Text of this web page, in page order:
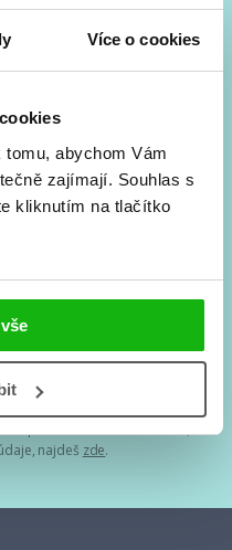
Více o cookies
abychom Vám
zajímají. Souhlas s
kliknutím na tlačítko
měsíc rovnou do mailu!
a další.
osobních údajů
Přečti si
najdeš zde.